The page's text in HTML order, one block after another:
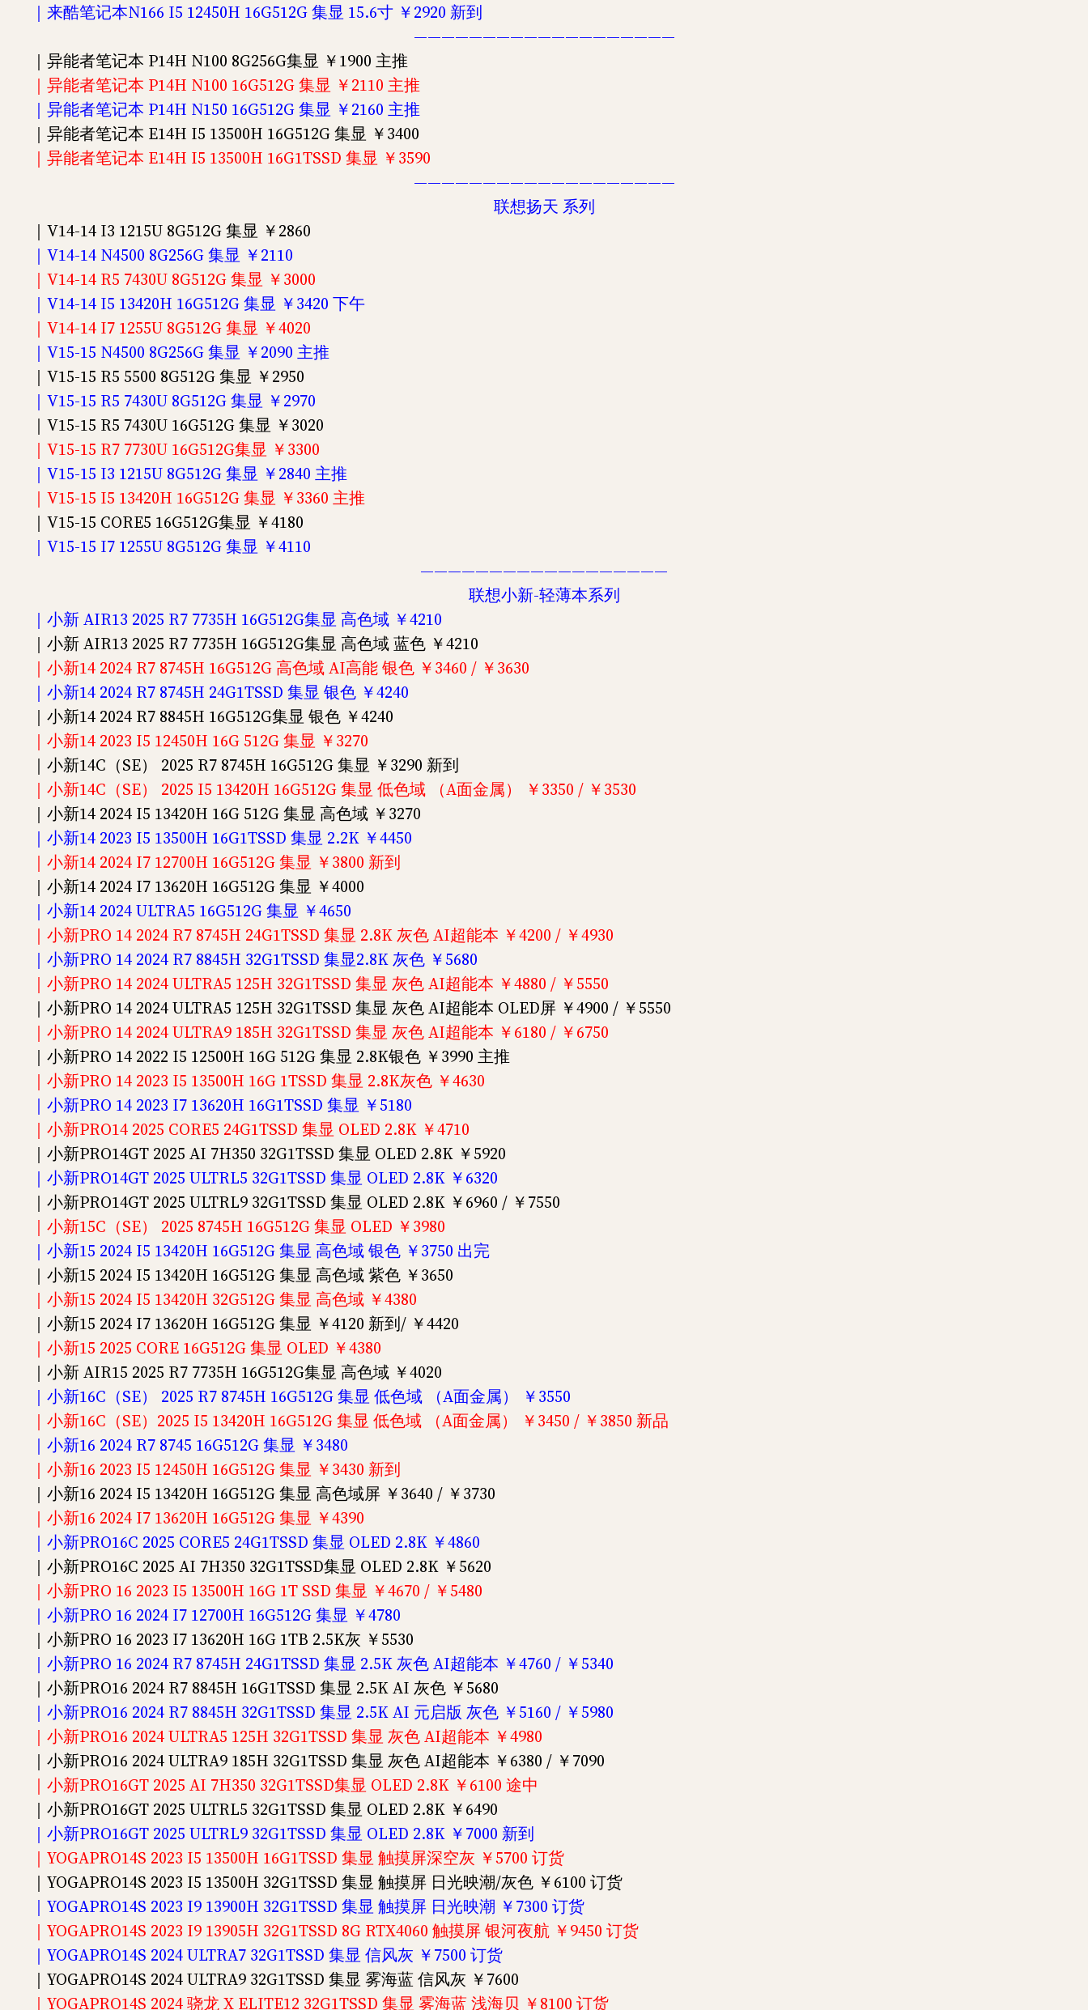
｜来酷笔记本N166 I5 12450H 16G512G 集显 15.6寸 ￥2920 新到
———————————————————
｜异能者笔记本 P14H N100 8G256G集显 ￥1900 主推
｜异能者笔记本 P14H N100 16G512G 集显 ￥2110 主推
｜异能者笔记本 P14H N150 16G512G 集显 ￥2160 主推
｜异能者笔记本 E14H I5 13500H 16G512G 集显 ￥3400
｜异能者笔记本 E14H I5 13500H 16G1TSSD 集显 ￥3590
———————————————————
联想扬天 系列
｜V14-14 I3 1215U 8G512G 集显 ￥2860
｜V14-14 N4500 8G256G 集显 ￥2110
｜V14-14 R5 7430U 8G512G 集显 ￥3000
｜V14-14 I5 13420H 16G512G 集显 ￥3420 下午
｜V14-14 I7 1255U 8G512G 集显 ￥4020
｜V15-15 N4500 8G256G 集显 ￥2090 主推
｜V15-15 R5 5500 8G512G 集显 ￥2950
｜V15-15 R5 7430U 8G512G 集显 ￥2970
｜V15-15 R5 7430U 16G512G 集显 ￥3020
｜V15-15 R7 7730U 16G512G集显 ￥3300
｜V15-15 I3 1215U 8G512G 集显 ￥2840 主推
｜V15-15 I5 13420H 16G512G 集显 ￥3360 主推
｜V15-15 CORE5 16G512G集显 ￥4180
｜V15-15 I7 1255U 8G512G 集显 ￥4110
——————————————————
联想小新-轻薄本系列
｜小新 AIR13 2025 R7 7735H 16G512G集显 高色域 ￥4210
｜小新 AIR13 2025 R7 7735H 16G512G集显 高色域 蓝色 ￥4210
｜小新14 2024 R7 8745H 16G512G 高色域 AI高能 银色 ￥3460 / ￥3630
｜小新14 2024 R7 8745H 24G1TSSD 集显 银色 ￥4240
｜小新14 2024 R7 8845H 16G512G集显 银色 ￥4240
｜小新14 2023 I5 12450H 16G 512G 集显 ￥3270
｜小新14C（SE） 2025 R7 8745H 16G512G 集显 ￥3290 新到
｜小新14C（SE） 2025 I5 13420H 16G512G 集显 低色域 （A面金属） ￥3350 / ￥3530
｜小新14 2024 I5 13420H 16G 512G 集显 高色域 ￥3270
｜小新14 2023 I5 13500H 16G1TSSD 集显 2.2K ￥4450
｜小新14 2024 I7 12700H 16G512G 集显 ￥3800 新到
｜小新14 2024 I7 13620H 16G512G 集显 ￥4000
｜小新14 2024 ULTRA5 16G512G 集显 ￥4650
｜小新PRO 14 2024 R7 8745H 24G1TSSD 集显 2.8K 灰色 AI超能本 ￥4200 / ￥4930
｜小新PRO 14 2024 R7 8845H 32G1TSSD 集显2.8K 灰色 ￥5680
｜小新PRO 14 2024 ULTRA5 125H 32G1TSSD 集显 灰色 AI超能本 ￥4880 / ￥5550
｜小新PRO 14 2024 ULTRA5 125H 32G1TSSD 集显 灰色 AI超能本 OLED屏 ￥4900 / ￥5550
｜小新PRO 14 2024 ULTRA9 185H 32G1TSSD 集显 灰色 AI超能本 ￥6180 / ￥6750
｜小新PRO 14 2022 I5 12500H 16G 512G 集显 2.8K银色 ￥3990 主推
｜小新PRO 14 2023 I5 13500H 16G 1TSSD 集显 2.8K灰色 ￥4630
｜小新PRO 14 2023 I7 13620H 16G1TSSD 集显 ￥5180
｜小新PRO14 2025 CORE5 24G1TSSD 集显 OLED 2.8K ￥4710
｜小新PRO14GT 2025 AI 7H350 32G1TSSD 集显 OLED 2.8K ￥5920
｜小新PRO14GT 2025 ULTRL5 32G1TSSD 集显 OLED 2.8K ￥6320
｜小新PRO14GT 2025 ULTRL9 32G1TSSD 集显 OLED 2.8K ￥6960 / ￥7550
｜小新15C（SE） 2025 8745H 16G512G 集显 OLED ￥3980
｜小新15 2024 I5 13420H 16G512G 集显 高色域 银色 ￥3750 出完
｜小新15 2024 I5 13420H 16G512G 集显 高色域 紫色 ￥3650
｜小新15 2024 I5 13420H 32G512G 集显 高色域 ￥4380
｜小新15 2024 I7 13620H 16G512G 集显 ￥4120 新到/ ￥4420
｜小新15 2025 CORE 16G512G 集显 OLED ￥4380
｜小新 AIR15 2025 R7 7735H 16G512G集显 高色域 ￥4020
｜小新16C（SE） 2025 R7 8745H 16G512G 集显 低色域 （A面金属） ￥3550
｜小新16C（SE）2025 I5 13420H 16G512G 集显 低色域 （A面金属） ￥3450 / ￥3850 新品
｜小新16 2024 R7 8745 16G512G 集显 ￥3480
｜小新16 2023 I5 12450H 16G512G 集显 ￥3430 新到
｜小新16 2024 I5 13420H 16G512G 集显 高色域屏 ￥3640 / ￥3730
｜小新16 2024 I7 13620H 16G512G 集显 ￥4390
｜小新PRO16C 2025 CORE5 24G1TSSD 集显 OLED 2.8K ￥4860
｜小新PRO16C 2025 AI 7H350 32G1TSSD集显 OLED 2.8K ￥5620
｜小新PRO 16 2023 I5 13500H 16G 1T SSD 集显 ￥4670 / ￥5480
｜小新PRO 16 2024 I7 12700H 16G512G 集显 ￥4780
｜小新PRO 16 2023 I7 13620H 16G 1TB 2.5K灰 ￥5530
｜小新PRO 16 2024 R7 8745H 24G1TSSD 集显 2.5K 灰色 AI超能本 ￥4760 / ￥5340
｜小新PRO16 2024 R7 8845H 16G1TSSD 集显 2.5K AI 灰色 ￥5680
｜小新PRO16 2024 R7 8845H 32G1TSSD 集显 2.5K AI 元启版 灰色 ￥5160 / ￥5980
｜小新PRO16 2024 ULTRA5 125H 32G1TSSD 集显 灰色 AI超能本 ￥4980
｜小新PRO16 2024 ULTRA9 185H 32G1TSSD 集显 灰色 AI超能本 ￥6380 / ￥7090
｜小新PRO16GT 2025 AI 7H350 32G1TSSD集显 OLED 2.8K ￥6100 途中
｜小新PRO16GT 2025 ULTRL5 32G1TSSD 集显 OLED 2.8K ￥6490
｜小新PRO16GT 2025 ULTRL9 32G1TSSD 集显 OLED 2.8K ￥7000 新到
｜YOGAPRO14S 2023 I5 13500H 16G1TSSD 集显 触摸屏深空灰 ￥5700 订货
｜YOGAPRO14S 2023 I5 13500H 32G1TSSD 集显 触摸屏 日光映潮/灰色 ￥6100 订货
｜YOGAPRO14S 2023 I9 13900H 32G1TSSD 集显 触摸屏 日光映潮 ￥7300 订货
｜YOGAPRO14S 2023 I9 13905H 32G1TSSD 8G RTX4060 触摸屏 银河夜航 ￥9450 订货
｜YOGAPRO14S 2024 ULTRA7 32G1TSSD 集显 信风灰 ￥7500 订货
｜YOGAPRO14S 2024 ULTRA9 32G1TSSD 集显 雾海蓝 信风灰 ￥7600
｜YOGAPRO14S 2024 骁龙 X ELITE12 32G1TSSD 集显 雾海蓝 浅海贝 ￥8100 订货